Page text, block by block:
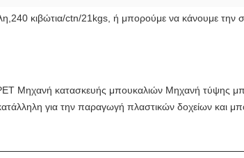
κιβώτια/ctn/21kgs, ή μπορούμε να κάνουμε την
Μηχανή κατασκευής μπουκαλιών Μηχανή τύψης
για την παραγωγή πλαστικών δοχείων και